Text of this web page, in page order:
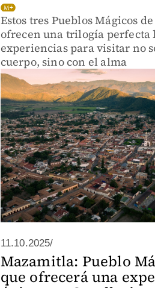
Estos tres Pueblos Mágicos
ofrecen una trilogía perfecta
experiencias para visitar no
cuerpo, sino con el alma
11.10.2025/
Mazamitla: Pueblo
que ofrecerá una